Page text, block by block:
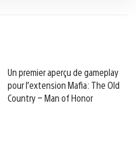
Un premier aperçu de gameplay
pour l’extension Mafia: The Old
Country – Man of Honor